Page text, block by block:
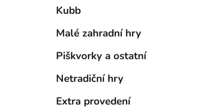
Kubb
Malé zahradní hry
Piškvorky a ostatní
Netradiční hry
Extra provedení